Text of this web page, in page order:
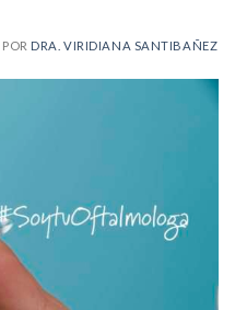
POR DRA. VIRIDIANA SANTIBAÑEZ